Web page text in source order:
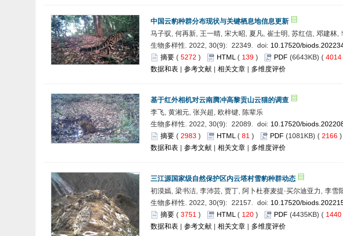
中国云豹种群分布现状与关键栖息地信息更新
马子驭, 何再新, 王一晴, 宋大昭, 夏凡, 崔士明, 苏红信, 邓建林,
生物多样性. 2022, 30(9): 22349. doi: 10.17520/
摘要 ( 5272 ) HTML ( 139 ) PDF (6643KB) ( 4014
数据和表 | 参考文献 | 相关文章 | 多维度评价
基于红外相机对云南腾冲高黎贡山云猫的调查
李飞, 黄湘元, 张兴超, 欧梓键, 陈辈乐
生物多样性. 2022, 30(9): 22089. doi: 10.17520/
摘要 ( 2983 ) HTML ( 81 ) PDF (1081KB) ( 2166
数据和表 | 参考文献 | 相关文章 | 多维度评价
三江源国家级自然保护区内云塔村雪豹种群动态
初漠嫣, 梁书洁, 李沛芸, 贾丁, 阿卜杜赛麦提·买尔迪亚力, 李雪
生物多样性. 2022, 30(9): 22157. doi: 10.17520/
摘要 ( 3751 ) HTML ( 120 ) PDF (4435KB) ( 1440
数据和表 | 参考文献 | 相关文章 | 多维度评价